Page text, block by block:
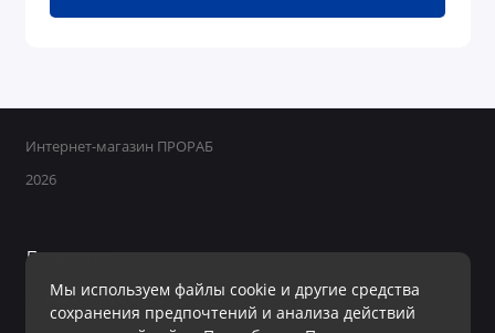
Мы используем файлы cookie и другие средства
сохранения предпочтений и анализа действий
Интернет-магазин ПРОРАБ
2026
Поддержка
+7 950 800-40-09
Ежедневно с 8:00 до 19:00 Без перерывов и выходных